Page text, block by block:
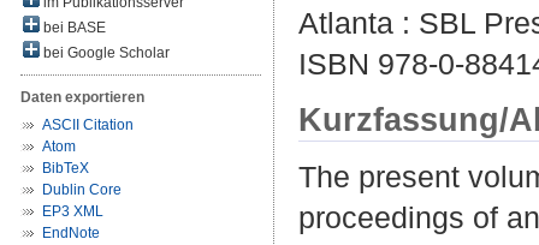
bei BASE
bei Google Scholar
Daten exportieren
ASCII Citation
Atom
BibTeX
Dublin Core
EP3 XML
EndNote
Atlanta : SBL
ISBN 978-0-
Kurzfassung/
The present
proceedings of